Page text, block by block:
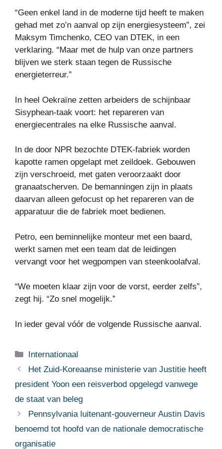
“Geen enkel land in de moderne tijd heeft te maken
gehad met zo’n aanval op zijn energiesysteem”, zei
Maksym Timchenko, CEO van DTEK, in een
verklaring. “Maar met de hulp van onze partners
blijven we sterk staan ​​tegen de Russische
energieterreur.”
In heel Oekraïne zetten arbeiders de schijnbaar
Sisyphean-taak voort: het repareren van
energiecentrales na elke Russische aanval.
In de door NPR bezochte DTEK-fabriek worden
kapotte ramen opgelapt met zeildoek. Gebouwen
zijn verschroeid, met gaten veroorzaakt door
granaatscherven. De bemanningen zijn in plaats
daarvan alleen gefocust op het repareren van de
apparatuur die de fabriek moet bedienen.
Petro, een beminnelijke monteur met een baard,
werkt samen met een team dat de leidingen
vervangt voor het wegpompen van steenkoolafval.
“We moeten klaar zijn voor de vorst, eerder zelfs”,
zegt hij. “Zo snel mogelijk.”
In ieder geval vóór de volgende Russische aanval.
Categorieën
Internationaal
Het Zuid-Koreaanse ministerie van Justitie heeft
president Yoon een reisverbod opgelegd vanwege
de staat van beleg
Pennsylvania luitenant-gouverneur Austin Davis
benoemd tot hoofd van de nationale democratische
organisatie